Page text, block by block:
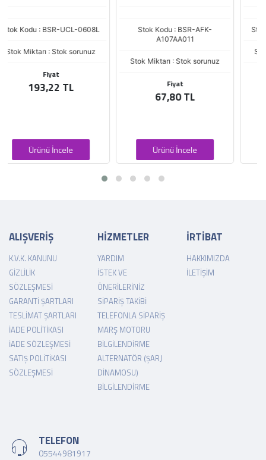
Stok Kodu : BSR-AFK-
Fiyat
Ürünü İncele
Stok Kodu : G-UNI.EF 4001A
2.022,14 TL
Ürünü İncele
ALIŞVERİŞ
K.V.K. KANUNU
GIZLILIK
SÖZLEŞMESI
GARANTI ŞARTLARI
TESLIMAT ŞARTLARI
İADE POLITIKASI
İADE SÖZLEŞMESI
SATIŞ POLITIKASI
SÖZLEŞMESI
HİZMETLER
YARDIM
İSTEK VE
ÖNERILERINIZ
SIPARIŞ TAKIBI
TELEFONLA SIPARIŞ
MARŞ MOTORU
BILGILENDIRME
ALTERNATÖR (ŞARJ
DINAMOSU)
BILGILENDIRME
İRTİBAT
HAKKIMIZDA
İLETIŞIM
TELEFON
05544981917